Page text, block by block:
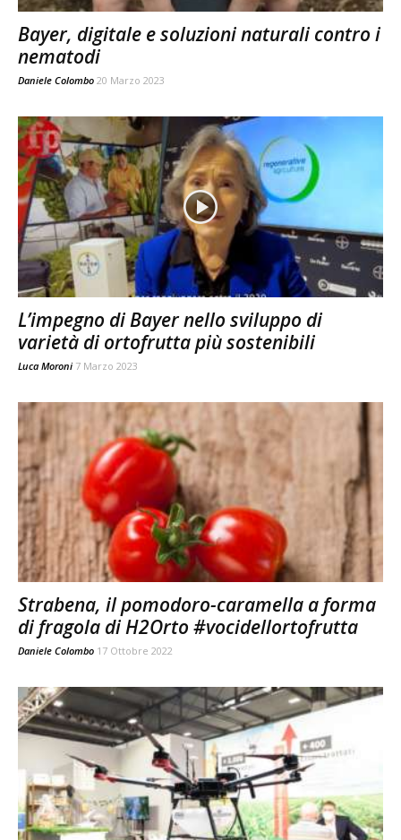
Bayer, digitale e soluzioni naturali contro i
nematodi
Daniele Colombo 20 Marzo 2023
L’impegno di Bayer nello sviluppo di
varietà di ortofrutta più sostenibili
Luca Moroni 7 Marzo 2023
Strabena, il pomodoro-caramella a forma
di fragola di H2Orto #vocidellortofrutta
Daniele Colombo 17 Ottobre 2022